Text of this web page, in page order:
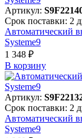
Артикул:
Срок поставки: 2
Автоматический
Systeme9
1 348 ₽
В корзинy
Артикул:
Срок поставки: 2
Автоматический
Systeme9